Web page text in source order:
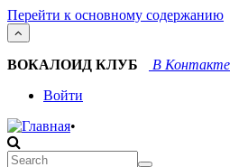
Перейти к основному содержанию
ВОКАЛОИД КЛУБ В Контакте
User
account
menu
Войти
•
Search